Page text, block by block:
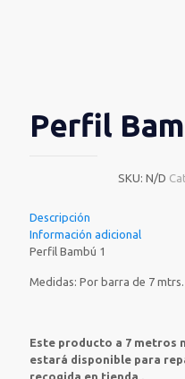
Perfil
SKU: N/D
Descripción
Información adicional
Perfil Bambú 1
Medidas: Por barra de 7 mtrs.
Este producto a 7 metros
estará disponible para
recogida en tienda .